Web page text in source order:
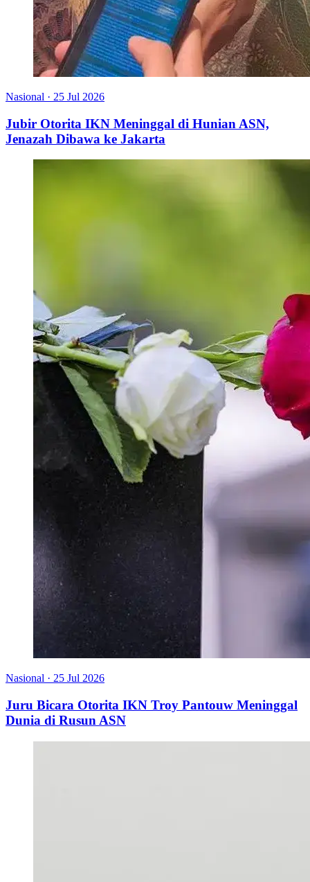
Nasional · 25 Jul 2026
Jubir Otorita IKN Meninggal di Hunian ASN,
Jenazah Dibawa ke Jakarta
Nasional · 25 Jul 2026
Juru Bicara Otorita IKN Troy Pantouw Meninggal
Dunia di Rusun ASN